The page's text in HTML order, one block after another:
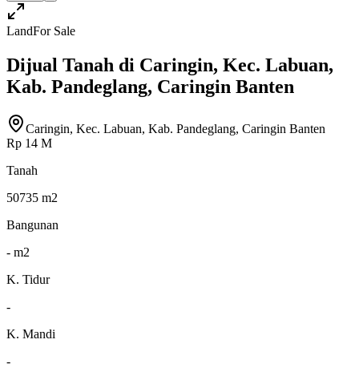
LandFor Sale
Dijual Tanah di Caringin, Kec. Labuan,
Kab. Pandeglang, Caringin Banten
Caringin, Kec. Labuan, Kab. Pandeglang, Caringin Banten
Rp 14 M
Tanah
50735 m2
Bangunan
- m2
K. Tidur
-
K. Mandi
-